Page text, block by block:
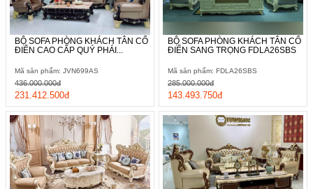
BỘ SOFA PHÒNG KHÁCH TÂN CỔ
ĐIỂN CAO CẤP QUÝ PHÁI...
Mã sản phẩm: JVN699AS
231.412.500đ
436.000.000đ
BỘ SOFA PHÒNG KHÁCH TÂN CỔ
ĐIỂN SANG TRỌNG FDLA26SBS
Mã sản phẩm: FDLA26SBS
143.493.750đ
285.000.000đ